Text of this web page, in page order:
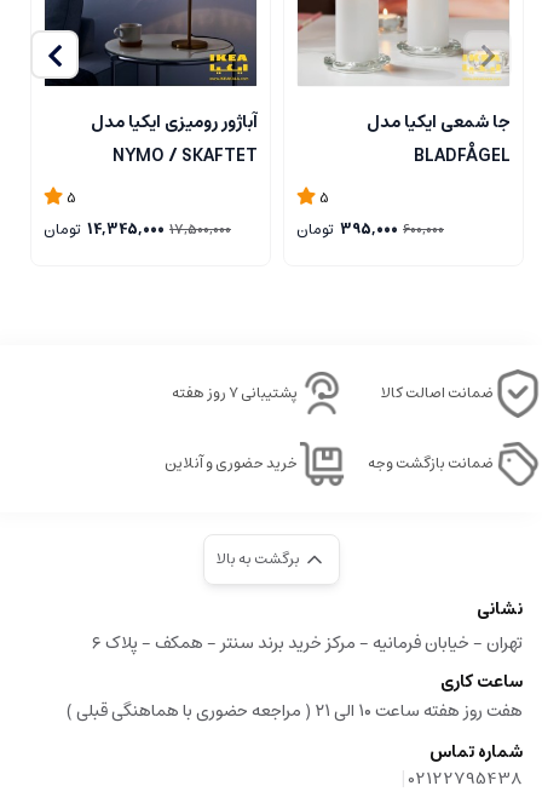
جا شمعی ایکیا مدل
BLADFÅGEL
5
600,000
395,000 تومان
آباژور رومیزی ایکیا مدل
NYMO / SKAFTET
5
17,500,000
14,345,000 تومان
ضمانت اصالت کالا پشتیبانی ۷ روز هفته
ضمانت بازگشت وجه خرید حضوری و آنلاین
برگشت به بالا
نشانی
تهران - خیابان فرمانیه - مرکز خرید برند سنتر - همکف - پلاک ۶
ساعت کاری
هفت روز هفته ساعت ۱۰ الی ۲۱ ( مراجعه حضوری با هماهنگی قبلی )
شماره تماس
02122795438
|